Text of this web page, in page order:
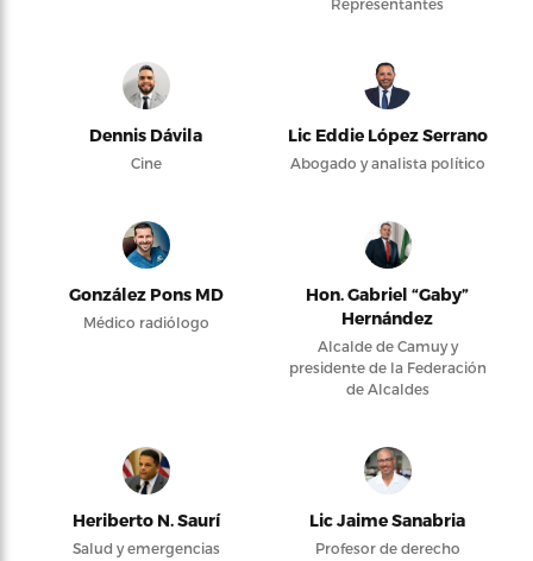
Representantes
Dennis Dávila
Cine
Lic Eddie López Serrano
Abogado y analista político
González Pons MD
Médico radiólogo
Hon. Gabriel “Gaby”
Hernández
Alcalde de Camuy y
presidente de la Federación
de Alcaldes
Heriberto N. Saurí
Salud y emergencias
Lic Jaime Sanabria
Profesor de derecho